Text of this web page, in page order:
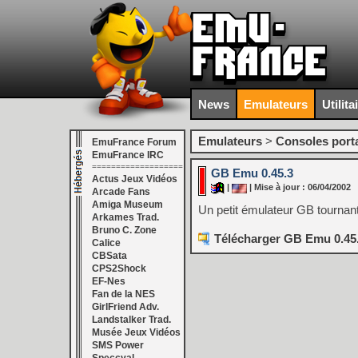
News Emulateurs
EmuFrance Forum
EmuFrance IRC
===================
Actus Jeux Vidéos
Arcade Fans
Amiga Museum
Arkames Trad.
Bruno C. Zone
Calice
CBSata
CPS2Shock
EF-Nes
Fan de la NES
GirlFriend Adv.
Landstalker Trad.
Musée Jeux Vidéos
SMS Power
Emulateurs > Consoles
GB Emu 0.45.3
| Mise à jour : 06/04/2002
Un petit émulateur GB
Télécharger GB Emu